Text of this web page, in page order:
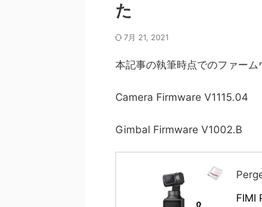
た
7月 21, 2021
本記事の執筆時点でのファーム
Camera Firmware V1115.04
Gimbal Firmware V1002.B
FIMI